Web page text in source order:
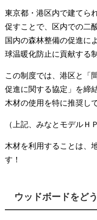
東京都・港区内で建てら
促すことで、区内での二
国内の森林整備の促進に
球温暖化防止に貢献する
この制度では、港区と「
促進に関する協定」を締
木材の使用を特に推奨し
（上記、みなとモデルＨ
木材を利用することは、
す！
ウッドボードをど